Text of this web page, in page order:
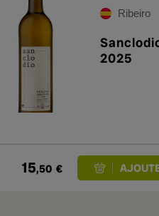
Ribeiro
2025
15,50 €